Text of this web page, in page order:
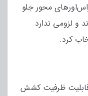
محور جلو
و لزومی ندارد
کرد.
ظرفیت کشش